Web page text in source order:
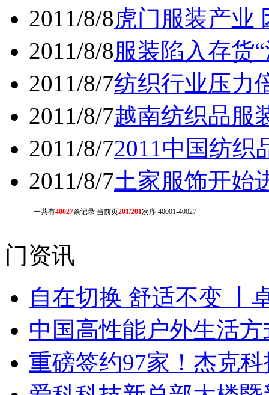
2011/8/8虎门服装产业
2011/8/8服装陷入存货
2011/8/7纺织行业压力
2011/8/7越南纺织品服
2011/8/72011中国纺织
2011/8/7土家服饰开始
一共有40027条记录 当前页201/201次序 40001-40027
门资讯
自在切换 舒适不变 丨
中国高性能户外生活
重磅签约97家！杰克